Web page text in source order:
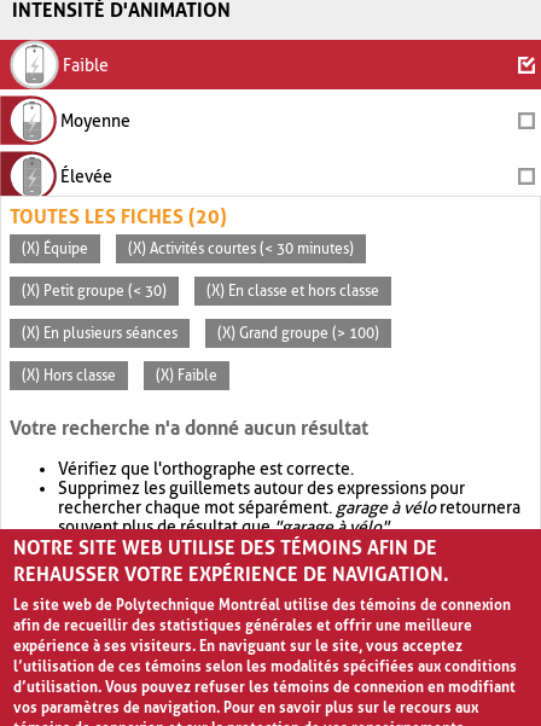
INTENSITÉ D'ANIMATION
Faible
Moyenne
Élevée
TOUTES LES FICHES (20)
(X) Équipe (X) Activités courtes (< 30 minutes)
(X) Petit groupe (< 30) (X) En classe et hors classe
(X) En plusieurs séances (X) Grand groupe (> 100)
(X) Hors classe (X) Faible
Votre recherche n'a donné aucun résultat
Vérifiez que l'orthographe est correcte.
Supprimez les guillemets autour des expressions pour
rechercher chaque mot séparément. garage à véloretournera
souvent plus de résultat que"garage à vélo".
Envisagez d'élargir votre recherche avec OR.garage OR vélo
retournera souvent plus de résultat quegarage à vélo
NOTRE SITE WEB UTILISE DES TÉMOINS AFIN DE
REHAUSSER VOTRE EXPÉRIENCE DE NAVIGATION.
Le site web de Polytechnique Montréal utilise des témoins de connexion
afin de recueillir des statistiques générales et offrir une meilleure
expérience à ses visiteurs. En naviguant sur le site, vous acceptez
l’utilisation de ces témoins selon les modalités spécifiées aux conditions
d’utilisation. Vous pouvez refuser les témoins de connexion en modifiant
vos paramètres de navigation. Pour en savoir plus sur le recours aux